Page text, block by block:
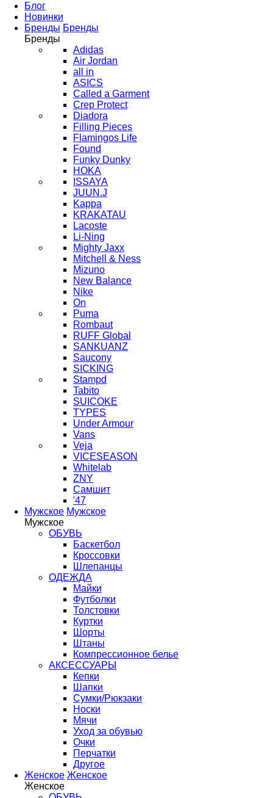
Блог
Новинки
Бренды Бренды
Бренды
Adidas
Air Jordan
all in
ASICS
Called a Garment
Crep Protect
Diadora
Filling Pieces
Flamingos Life
Found
Funky Dunky
HOKA
ISSAYA
JUUN.J
Kappa
KRAKATAU
Lacoste
Li-Ning
Mighty Jaxx
Mitchell & Ness
Mizuno
New Balance
Nike
On
Puma
Rombaut
RUFF Global
SANKUANZ
Saucony
SICKING
Stampd
Tabito
SUICOKE
TYPES
Under Armour
Vans
Veja
VICESEASON
Whitelab
ZNY
Самшит
'47
Мужское Мужское
Мужское
ОБУВЬ
Баскетбол
Кроссовки
Шлепанцы
ОДЕЖДА
Майки
Футболки
Толстовки
Куртки
Шорты
Штаны
Компрессионное белье
АКСЕССУАРЫ
Кепки
Шапки
Сумки/Рюкзаки
Носки
Мячи
Уход за обувью
Очки
Перчатки
Другое
Женское Женское
Женское